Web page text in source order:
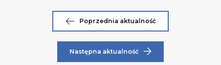
Poprzednia aktualność
Następna aktualność